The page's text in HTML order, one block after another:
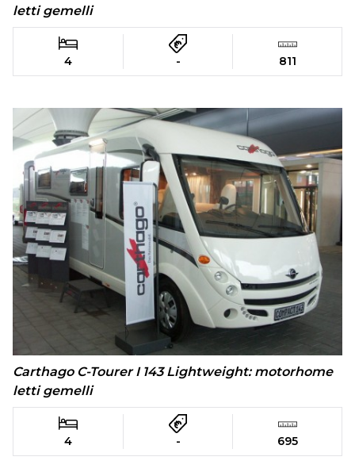
letti gemelli
4 - 811
Carthago C-Tourer I 143 Lightweight: motorhome
letti gemelli
4 - 695